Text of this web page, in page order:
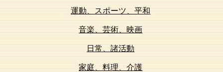
運動、スポーツ、平和
音楽、芸術、映画
日常、諸活動
家庭、料理、介護